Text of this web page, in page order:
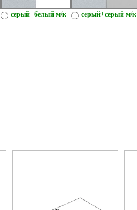
серый+белый м/к серый+серый м/к